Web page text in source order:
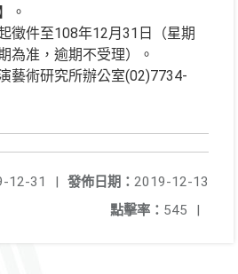
。
徵件至108年12月31日（星期
為准，逾期不受理）。
藝術研究所辦公室(02)7734-
發佈日期： 2019-12-13
12-31
|
點擊率： 545 |